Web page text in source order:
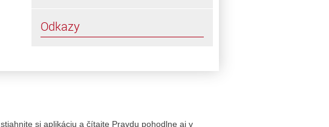
Odkazy
stiahnite si aplikáciu a čítajte Pravdu pohodlne aj v